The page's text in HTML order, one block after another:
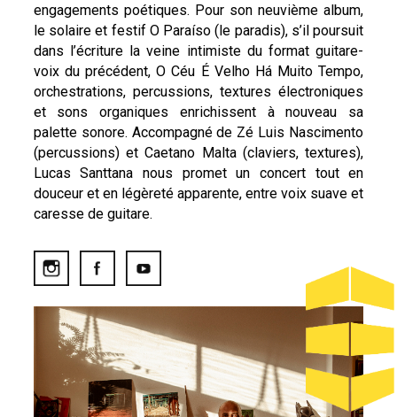
engagements poétiques. Pour son neuvième album,
le solaire et festif O Paraíso (le paradis), s’il poursuit
dans l’écriture la veine intimiste du format guitare-
voix du précédent, O Céu É Velho Há Muito Tempo,
orchestrations, percussions, textures électroniques
et sons organiques enrichissent à nouveau sa
palette sonore. Accompagné de Zé Luis Nascimento
(percussions) et Caetano Malta (claviers, textures),
Lucas Santtana nous promet un concert tout en
douceur et en légèreté apparente, entre voix suave et
caresse de guitare.